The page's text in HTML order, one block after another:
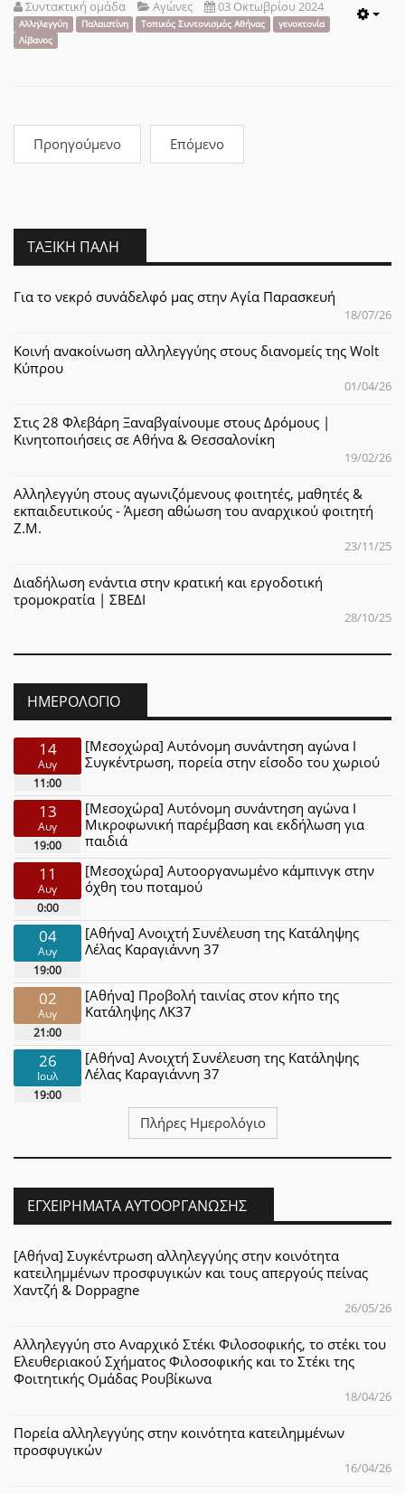
Συντακτική ομάδα Αγώνες 03 Οκτωβρίου 2024
Αλληλεγγύη Παλαιστίνη Τοπικός Συντονισμός Αθήνας
γενοκτονία
Λίβανος
Προηγούμενο Επόμενο
ΤΑΞΙΚΉ ΠΆΛΗ
Για το νεκρό συνάδελφό μας στην Αγία Παρασκευή
18/07/26
Κοινή ανακοίνωση αλληλεγγύης στους διανομείς της Wolt
Κύπρου
01/04/26
Στις 28 Φλεβάρη Ξαναβγαίνουμε στους Δρόμους |
Κινητοποιήσεις σε Αθήνα & Θεσσαλονίκη
19/02/26
Αλληλεγγύη στους αγωνιζόμενους φοιτητές, μαθητές &
εκπαιδευτικούς - Άμεση αθώωση του αναρχικού φοιτητή
Ζ.Μ.
23/11/25
Διαδήλωση ενάντια στην κρατική και εργοδοτική
τρομοκρατία | ΣΒΕΔΙ
28/10/25
ΗΜΕΡΟΛΌΓΙΟ
14
Αυγ
11:00
[Μεσοχώρα] Αυτόνομη συνάντηση αγώνα Ι
Συγκέντρωση, πορεία στην είσοδο του χωριού
13
Αυγ
19:00
[Μεσοχώρα] Αυτόνομη συνάντηση αγώνα Ι
Μικροφωνική παρέμβαση και εκδήλωση για
παιδιά
11
Αυγ
0:00
[Μεσοχώρα] Αυτοοργανωμένο κάμπινγκ στην
όχθη του ποταμού
04
Αυγ
19:00
[Αθήνα] Ανοιχτή Συνέλευση της Κατάληψης
Λέλας Καραγιάννη 37
02
Αυγ
21:00
[Αθήνα] Προβολή ταινίας στον κήπο της
Κατάληψης ΛΚ37
26
Ιουλ
19:00
[Αθήνα] Ανοιχτή Συνέλευση της Κατάληψης
Λέλας Καραγιάννη 37
Πλήρες Ημερολόγιο
ΕΓΧΕΙΡΉΜΑΤΑ ΑΥΤΟΟΡΓΆΝΩΣΗΣ
[Αθήνα] Συγκέντρωση αλληλεγγύης στην κοινότητα
κατειλημμένων προσφυγικών και τους απεργούς πείνας
Χαντζή & Doppagne
26/05/26
Αλληλεγγύη στο Αναρχικό Στέκι Φιλοσοφικής, το στέκι του
Ελευθεριακού Σχήματος Φιλοσοφικής και το Στέκι της
Φοιτητικής Ομάδας Ρουβίκωνα
18/04/26
Πορεία αλληλεγγύης στην κοινότητα κατειλημμένων
προσφυγικών
16/04/26